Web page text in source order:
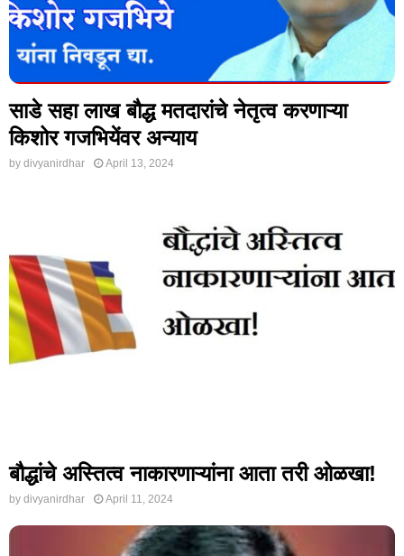
साडे सहा लाख बौद्ध मतदारांचे नेतृत्व करणाऱ्या
किशोर गजभियेंवर अन्याय
by divyanirdhar April 13, 2024
बौद्धांचे अस्तित्व नाकारणाऱ्यांना आता तरी ओळखा!
by divyanirdhar April 11, 2024